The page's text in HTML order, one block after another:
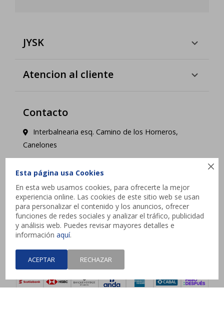

Esta página usa Cookies
En esta web usamos cookies, para ofrecerte la mejor
experiencia online. Las cookies de este sitio web se usan
para personalizar el contenido y los anuncios, ofrecer
funciones de redes sociales y analizar el tráfico, publicidad
y análisis web. Puedes revisar mayores detalles e
informaciónaquí.
ACEPTAR RECHAZAR
JYSK
Atencion al cliente
Contacto
Interbalnearia esq. Camino de los Horneros,
Canelones
Lunes a Domingo de 10 a 21 hs - Pick up web 3 a
4 días hábiles.
   